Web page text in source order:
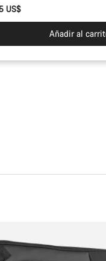
US$
Añadir al